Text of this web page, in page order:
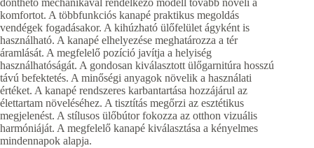
dönthető mechanikával rendelkező modell tovább növeli a
komfortot. A többfunkciós kanapé praktikus megoldás
vendégek fogadásakor. A kihúzható ülőfelület ágyként is
használható. A kanapé elhelyezése meghatározza a tér
áramlását. A megfelelő pozíció javítja a helyiség
használhatóságát. A gondosan kiválasztott ülőgarnitúra hosszú
távú befektetés. A minőségi anyagok növelik a használati
értéket. A kanapé rendszeres karbantartása hozzájárul az
élettartam növeléséhez. A tisztítás megőrzi az esztétikus
megjelenést. A stílusos ülőbútor fokozza az otthon vizuális
harmóniáját. A megfelelő kanapé kiválasztása a kényelmes
mindennapok alapja.